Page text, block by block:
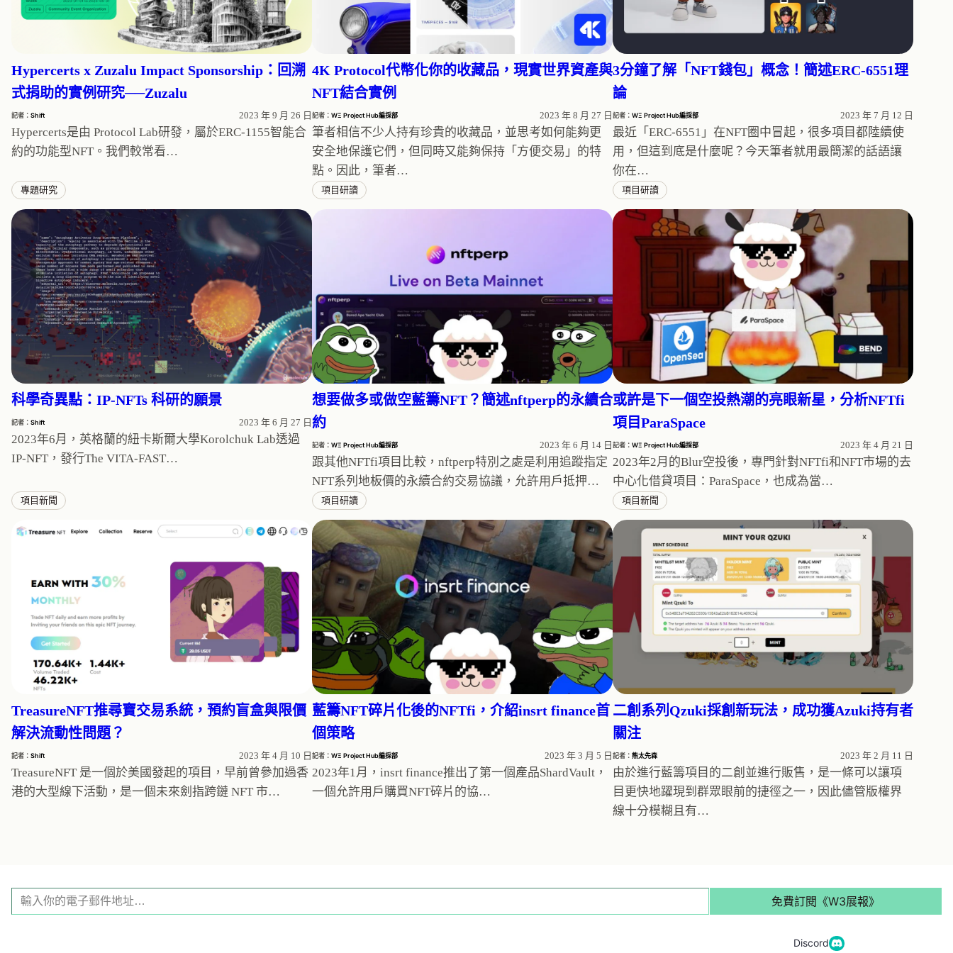
Hypercerts x Zuzalu Impact Sponsorship：回溯
式捐助的實例研究──Zuzalu
記者： Shift 2023 年 9 月 26 日
Hypercerts是由 Protocol Lab研發，屬於ERC-1155智能合
約的功能型NFT。我們較常看…
4K Protocol代幣化你的收藏品，現實世界資產與
NFT結合實例
記者： WΞ Project Hub編採部 2023 年 8 月 27 日
筆者相信不少人持有珍貴的收藏品，並思考如何能夠更
安全地保護它們，但同時又能夠保持「方便交易」的特
點。因此，筆者…
3分鐘了解「NFT錢包」概念！簡述ERC-6551理
論
記者： WΞ Project Hub編採部 2023 年 7 月 12 日
最近「ERC-6551」在NFT圈中冒起，很多項目都陸續使
用，但這到底是什麼呢？今天筆者就用最簡潔的話語讓
你在…
專題研究
科學奇異點：IP-NFTs 科研的願景
記者： Shift 2023 年 6 月 27 日
2023年6月，英格蘭的紐卡斯爾大學Korolchuk Lab透過
IP-NFT，發行The VITA-FAST…
項目研讀
想要做多或做空藍籌NFT？簡述nftperp的永續合
約
記者： WΞ Project Hub編採部 2023 年 6 月 14 日
跟其他NFTfi項目比較，nftperp特別之處是利用追蹤指定
NFT系列地板價的永續合約交易協議，允許用戶抵押…
項目研讀
或許是下一個空投熱潮的亮眼新星，分析NFTfi
項目ParaSpace
記者： WΞ Project Hub編採部 2023 年 4 月 21 日
2023年2月的Blur空投後，專門針對NFTfi和NFT市場的去
中心化借貸項目：ParaSpace，也成為當…
項目新聞
TreasureNFT推尋寶交易系統，預約盲盒與限價
解決流動性問題？
記者： Shift 2023 年 4 月 10 日
TreasureNFT 是一個於美國發起的項目，早前曾參加過香
港的大型線下活動，是一個未來劍指跨鏈 NFT 市…
項目研讀
藍籌NFT碎片化後的NFTfi，介紹insrt finance首
個策略
記者： WΞ Project Hub編採部 2023 年 3 月 5 日
2023年1月，insrt finance推出了第一個產品ShardVault，
一個允許用戶購買NFT碎片的協…
項目新聞
二創系列Qzuki採創新玩法，成功獲Azuki持有者
關注
記者： 熊太先森 2023 年 2 月 11 日
由於進行藍籌項目的二創並進行販售，是一條可以讓項
目更快地躍現到群眾眼前的捷徑之一，因此儘管版權界
線十分模糊且有…
輸
入
免費訂閱《W3展報》
Discord